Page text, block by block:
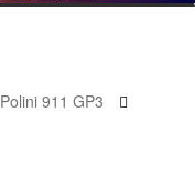
Polini 911 GP3